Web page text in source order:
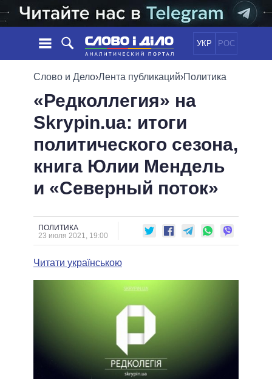
УКР РОС
НОВОСТИ
ЛЕНТА
СОБЫТИЯ
СТАТЬИ
ОБЗОРЫ
ДАЙДЖЕСТЫ
ПОЛИТИКА
ЭКОНОМИКА
ОБЩЕСТВО
ОБЕЩАНИЯ
ПОЛИТИКИ
ВСЕ ПОЛИТИКИ
ПРЕЗИДЕНТ И ОФИС
ВЕРХОВНАЯ РАДА
ГЛАВЫ ОБЛАДМИНИСТРАЦИЙ
МЭРЫ
ВСЕ ПЕРСОНЫ
ВИДЕО
СРАВНЕНИЕ ПОЛИТИКОВ
Слово и Дело›Лента публикаций›Политика
«Редколлегия» на
Skrypin.ua: итоги
политического сезона,
книга Юлии Мендель
и «Северный поток»
ПОЛИТИКА
23 июля 2021, 19:00
Читати українською